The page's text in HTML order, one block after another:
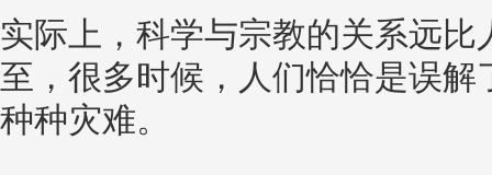
实际上，科学与宗教的关系远
至，很多时候，人们恰恰是误
种种灾难。